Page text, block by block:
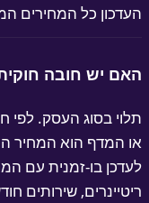
כל המחירים
יש חובה חוקית
בסוג העסק. לפי
המדף הוא המחיר
בו-זמנית עם
שירותים